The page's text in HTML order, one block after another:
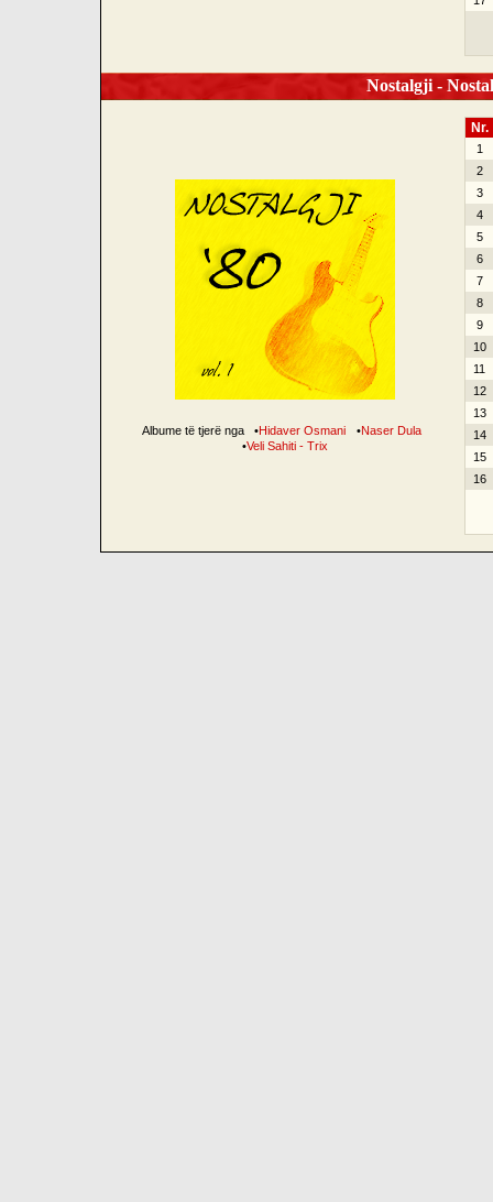
Nostalgji -
Albume të tjerë nga •Hidaver Osmani •Naser Dula
•Veli Sahiti - Trix
Nr.
1
2
3
4
5
6
7
8
9
10
11
12
13
14
15
16